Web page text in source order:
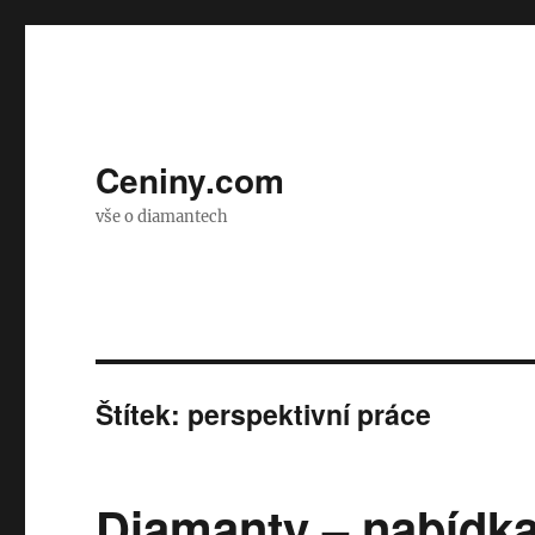
Ceniny.com
vše o diamantech
Štítek: perspektivní práce